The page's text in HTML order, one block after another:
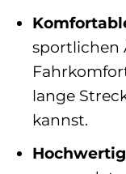
sportlichen
lange
kannst.